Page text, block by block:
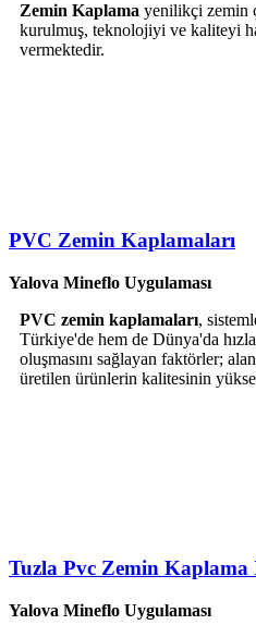
Zemin Kaplama yenilikçi zemin
kurulmuş, teknolojiyi ve kaliteyi
vermektedir.
PVC Zemin Kaplamaları
Yalova Mineflo Uygulaması
PVC zemin kaplamaları,
Türkiye'de hem de Dünya'da
oluşmasını sağlayan faktörler;
üretilen ürünlerin kalitesinin
Tuzla Pvc Zemin Kaplama
Yalova Mineflo Uygulaması